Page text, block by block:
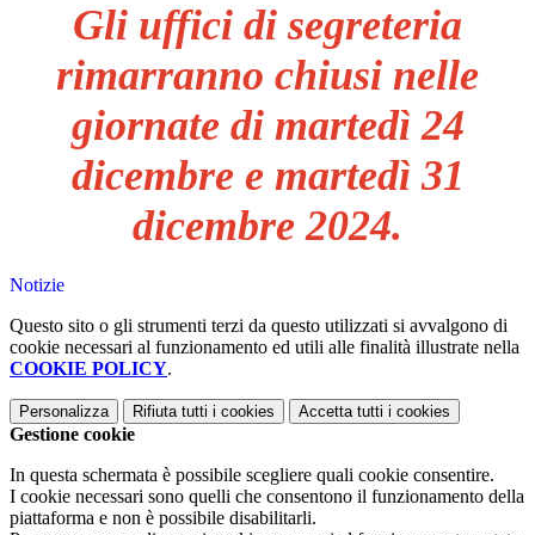
Gli uffici di segreteria
rimarranno chiusi nelle
giornate di martedì 24
dicembre e martedì 31
dicembre 2024.
Notizie
Questo sito o gli strumenti terzi da questo utilizzati si avvalgono di
cookie necessari al funzionamento ed utili alle finalità illustrate nella
COOKIE POLICY.
Personalizza Rifiuta tutti i cookies Accetta tutti i cookies
Gestione cookie
In questa schermata è possibile scegliere quali cookie consentire.
I cookie necessari sono quelli che consentono il funzionamento della
piattaforma e non è possibile disabilitarli.